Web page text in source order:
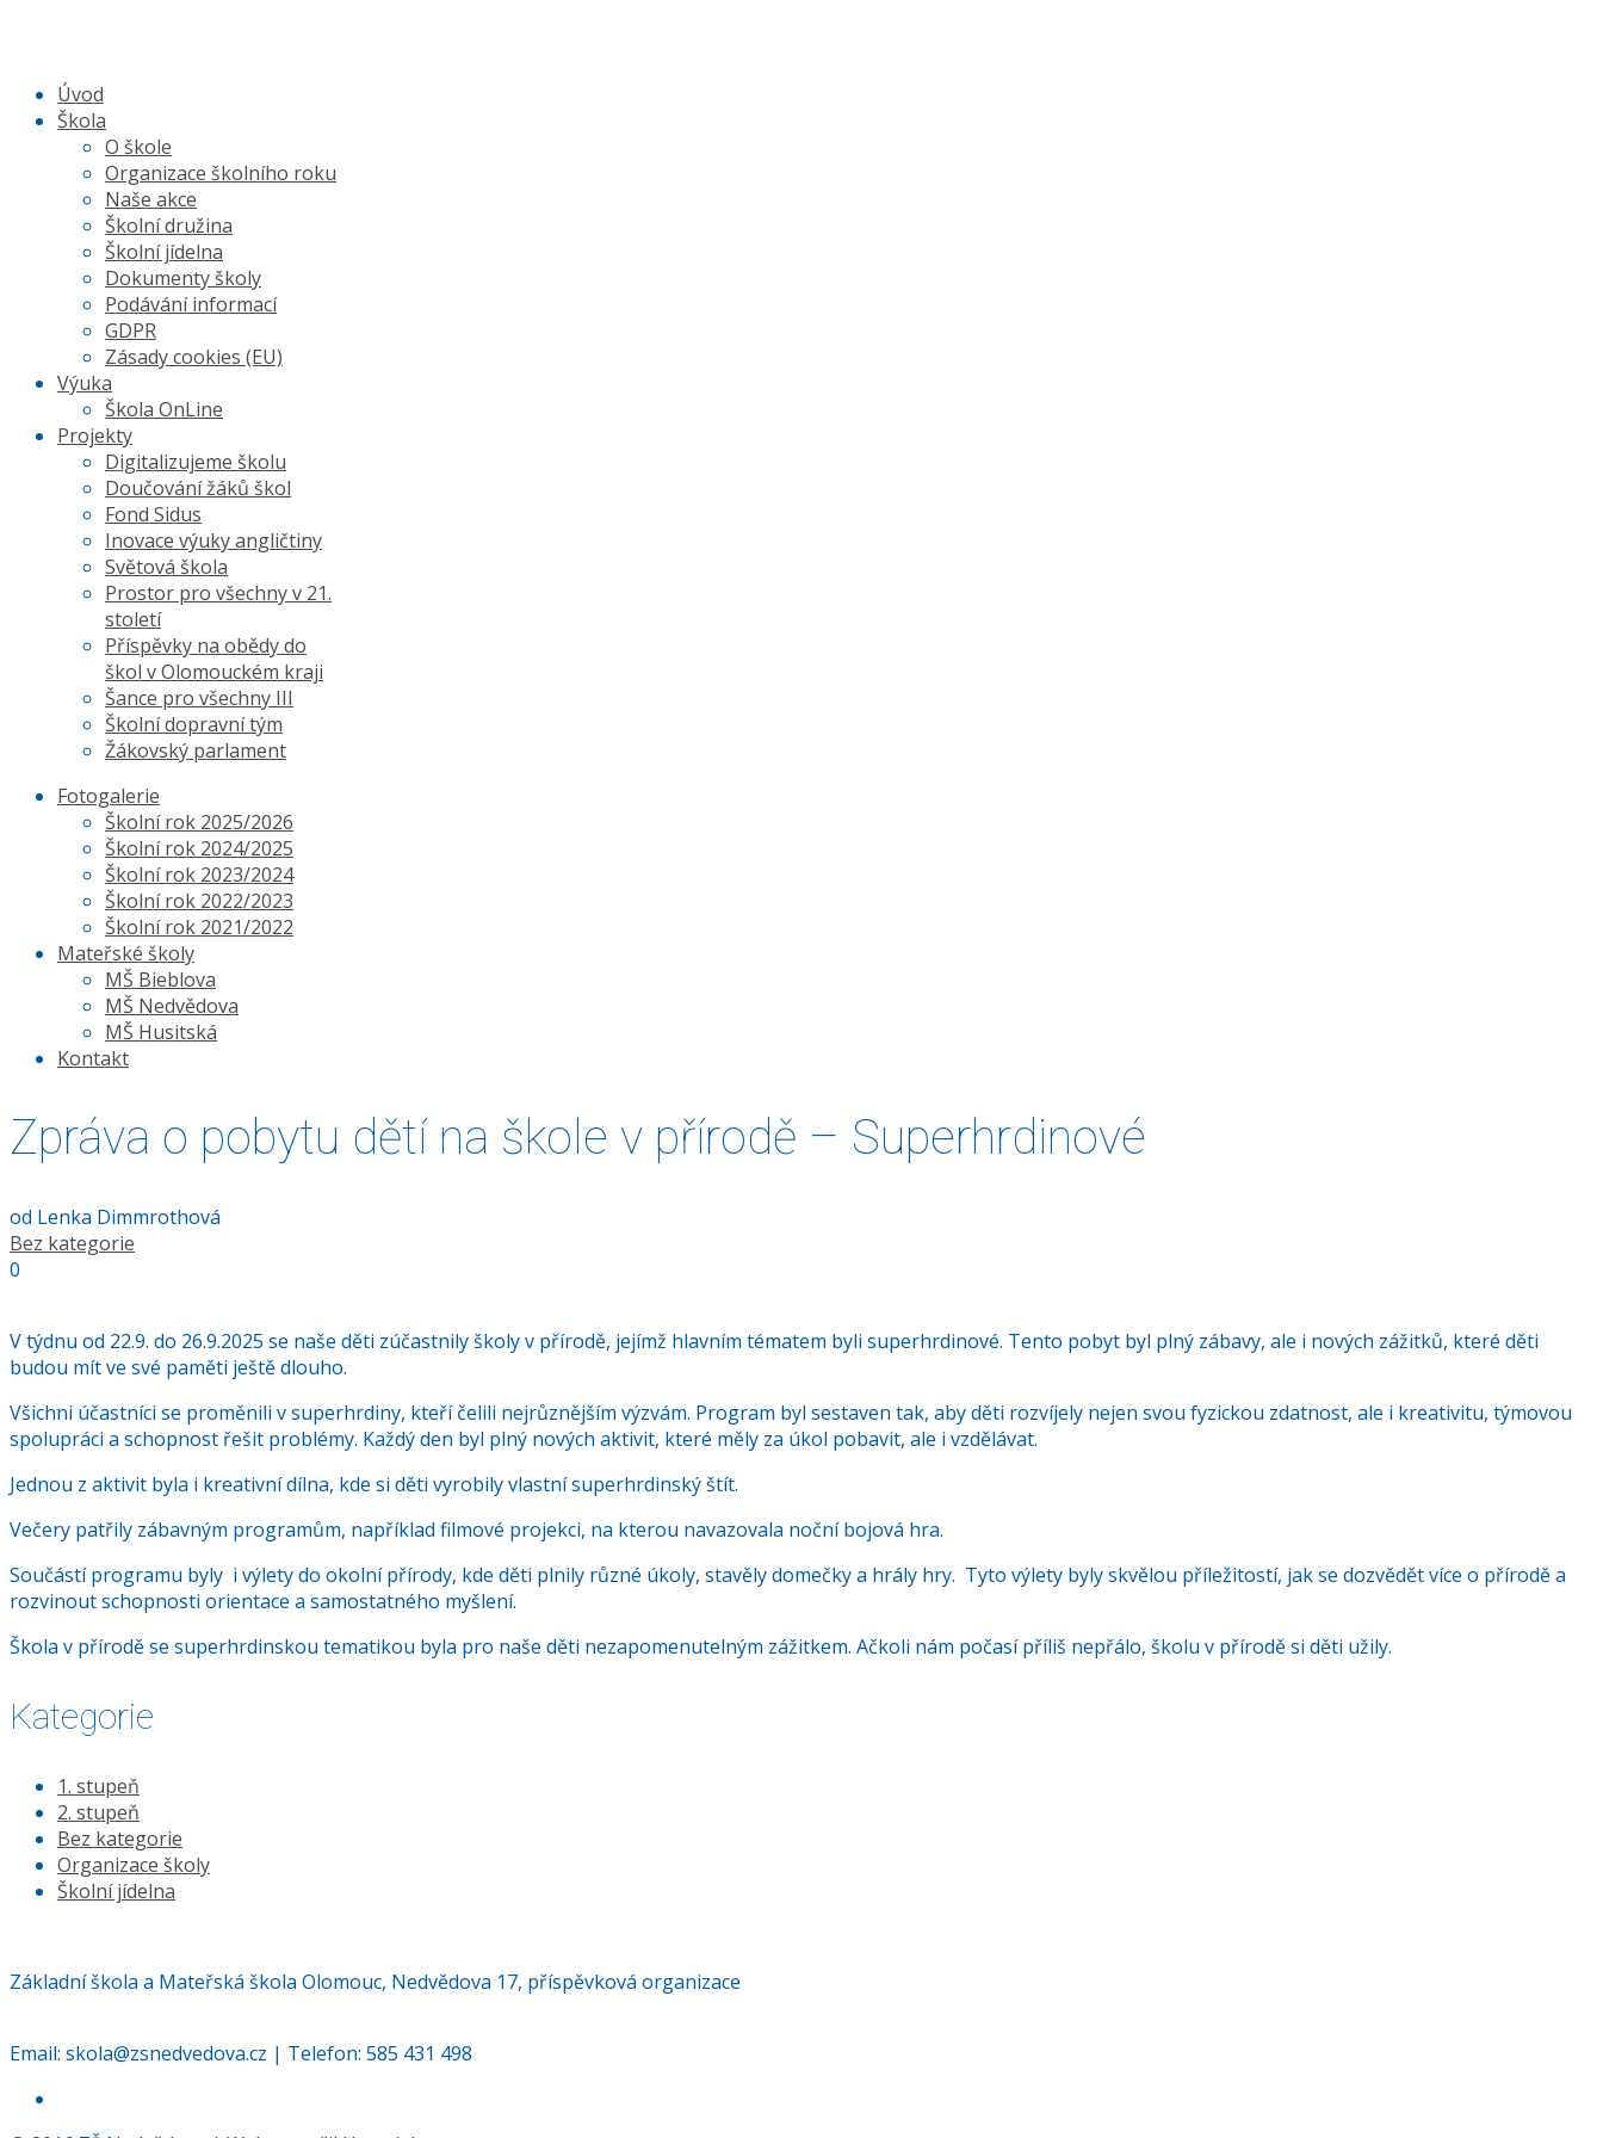
Úvod
Škola
O škole
Organizace školního roku
Naše akce
Školní družina
Školní jídelna
Dokumenty školy
Podávání informací
GDPR
Zásady cookies (EU)
Výuka
Škola OnLine
Projekty
Digitalizujeme školu
Doučování žáků škol
Fond Sidus
Inovace výuky angličtiny
Světová škola
Prostor pro všechny v 21.
století
Příspěvky na obědy do
škol v Olomouckém kraji
Šance pro všechny III
Školní dopravní tým
Žákovský parlament
Fotogalerie
Školní rok 2025/2026
Školní rok 2024/2025
Školní rok 2023/2024
Školní rok 2022/2023
Školní rok 2021/2022
Mateřské školy
MŠ Bieblova
MŠ Nedvědova
MŠ Husitská
Kontakt
Zpráva o pobytu dětí na škole v přírodě – Superhrdinové
od Lenka Dimmrothová
Bez kategorie
0
V týdnu od 22.9. do 26.9.2025 se naše děti zúčastnily školy v přírodě, jejímž hlavním tématem byli superhrdinové. Tento pobyt byl plný zábavy, ale i nových zážitků, které děti
budou mít ve své paměti ještě dlouho.
Všichni účastníci se proměnili v superhrdiny, kteří čelili nejrůznějším výzvám. Program byl sestaven tak, aby děti rozvíjely nejen svou fyzickou zdatnost, ale i kreativitu, týmovou
spolupráci a schopnost řešit problémy. Každý den byl plný nových aktivit, které měly za úkol pobavit, ale i vzdělávat.
Jednou z aktivit byla i kreativní dílna, kde si děti vyrobily vlastní superhrdinský štít.
Večery patřily zábavným programům, například filmové projekci, na kterou navazovala noční bojová hra.
Součástí programu byly i výlety do okolní přírody, kde děti plnily různé úkoly, stavěly domečky a hrály hry. Tyto výlety byly skvělou příležitostí, jak se dozvědět více o přírodě a
rozvinout schopnosti orientace a samostatného myšlení.
Škola v přírodě se superhrdinskou tematikou byla pro naše děti nezapomenutelným zážitkem. Ačkoli nám počasí příliš nepřálo, školu v přírodě si děti užily.
Kategorie
1. stupeň
2. stupeň
Bez kategorie
Organizace školy
Školní jídelna
Základní škola a Mateřská škola Olomouc, Nedvědova 17, příspěvková organizace
Email: skola@zsnedvedova.cz | Telefon: 585 431 498